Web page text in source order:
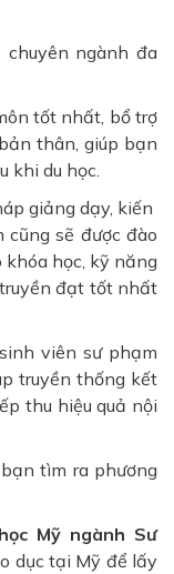
chuyên ngành đa
tốt nhất, bổ trợ
thân, giúp bạn
khi du học.
giảng dạy, kiến
sẽ được đào
học, kỹ năng
đạt tốt nhất
viên sư phạm
truyền thống kết
thu hiệu quả nội
tìm ra phương
Mỹ ngành Sư
dục tại Mỹ để lấy